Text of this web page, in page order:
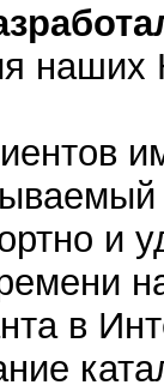
наших
и
в